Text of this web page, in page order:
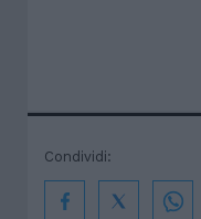
Condividi: